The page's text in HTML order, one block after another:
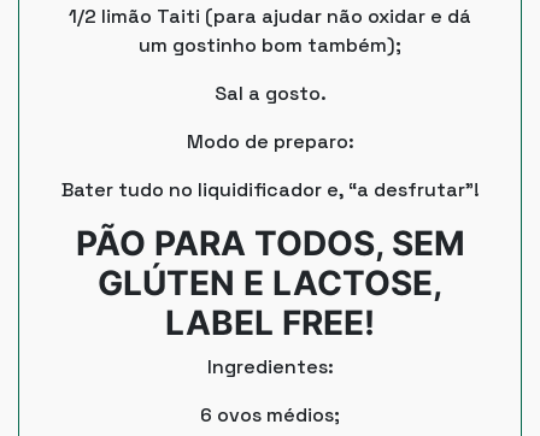
1/2 limão Taiti (para ajudar não oxidar e dá
um gostinho bom também);
Sal a gosto.
Modo de preparo:
Bater tudo no liquidificador e, “a desfrutar”!
PÃO PARA TODOS, SEM
GLÚTEN E LACTOSE,
LABEL FREE!
Ingredientes:
6 ovos médios;